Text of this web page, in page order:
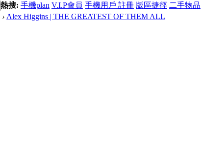
熱搜: 手機plan V.I.P會員 手機用戶 註冊 版區捷徑 二手物品
› Alex Higgins | THE GREATEST OF THEM ALL